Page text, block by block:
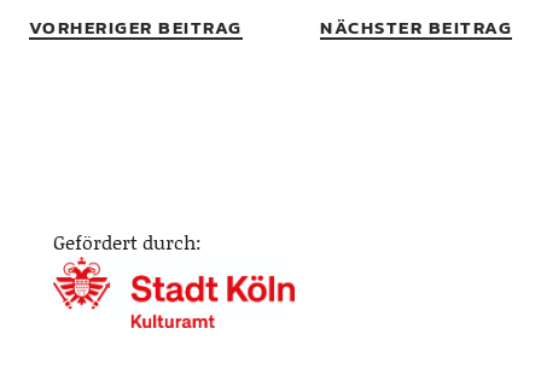
VORHERIGER BEITRAG NÄCHSTER BEITRAG
Gefördert durch: